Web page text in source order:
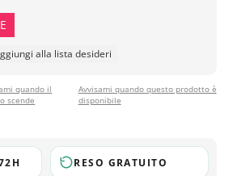
alla lista desideri
quando il
scende
Avvisami quando questo prodotto è
disponibile
RESO GRATUITO